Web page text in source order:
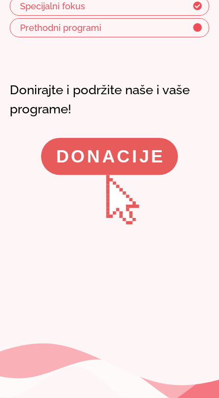
Specijalni fokus
Prethodni programi
Donirajte i podržite naše i vaše
programe!